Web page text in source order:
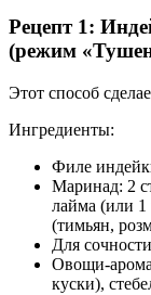
Рецепт 1:
(режим
Этот способ
Ингредиенты:
Филе
Маринад: 2
лайма (или
(тимьян,
Для
Овощи-
куски),